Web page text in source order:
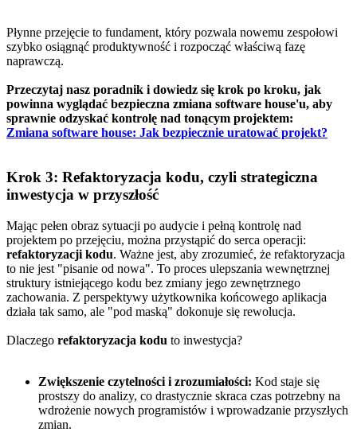
Płynne przejęcie to fundament, który pozwala nowemu zespołowi
szybko osiągnąć produktywność i rozpocząć właściwą fazę
naprawczą.
Przeczytaj nasz poradnik i dowiedz się krok po kroku, jak
powinna wyglądać bezpieczna zmiana software house'u, aby
sprawnie odzyskać kontrolę nad tonącym projektem:
Zmiana software house: Jak bezpiecznie uratować projekt?
Krok 3: Refaktoryzacja kodu, czyli strategiczna
inwestycja w przyszłość
Mając pełen obraz sytuacji po audycie i pełną kontrolę nad
projektem po przejęciu, można przystąpić do serca operacji:
refaktoryzacji kodu. Ważne jest, aby zrozumieć, że refaktoryzacja
to nie jest "pisanie od nowa". To proces ulepszania wewnętrznej
struktury istniejącego kodu bez zmiany jego zewnętrznego
zachowania. Z perspektywy użytkownika końcowego aplikacja
działa tak samo, ale "pod maską" dokonuje się rewolucja.
Dlaczego refaktoryzacja kodu to inwestycja?
Zwiększenie czytelności i zrozumiałości: Kod staje się
prostszy do analizy, co drastycznie skraca czas potrzebny na
wdrożenie nowych programistów i wprowadzanie przyszłych
zmian.